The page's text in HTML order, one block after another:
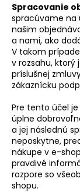
Spracovanie
spracúvame na
našim
a nami, ako
V takom
v rozsahu,
príslušnej
zákaznícku
Pre tento účel
úplne
a jej následnú
neposkytne,
nákupe v e-
pravdivé
rozpore so
shopu.